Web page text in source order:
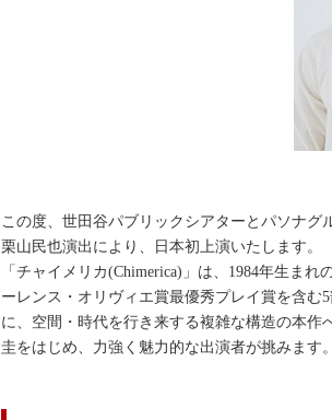
この度、世田谷パブリックシアターとパソナ
栗山民也演出により、日本初上演いたします。
「チャイメリカ(Chimerica)」は、1984年生ま
ーレンス・オリヴィエ賞最優秀プレイ賞を含
に、空間・時代を行き来する複雑な構造の本
圭をはじめ、力強く魅力的な出演者が挑みます。